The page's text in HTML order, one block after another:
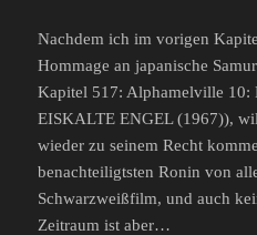
Nachdem ich im vorigen
Hommage an japanische
Kapitel 517: Alphamelville 10:
EISKALTE ENGEL (1967)),
wieder zu seinem Recht
benachteiligtsten Ronin von
Schwarzweißfilm, und auch
Zeitraum ist aber…